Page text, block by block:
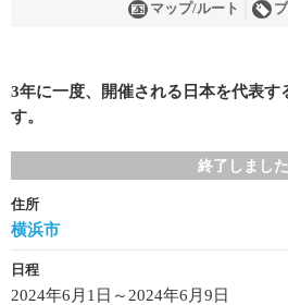
マップ/ルート
3年に一度、開催される日本を代表す
す。
終了しました
住所
横浜市
日程
2024年6月1日～2024年6月9日